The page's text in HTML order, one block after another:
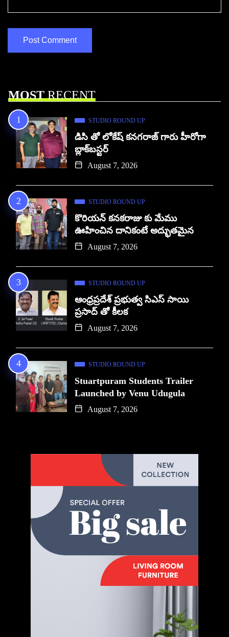
MOSTRECENT
STUDIO ROUND UP
డిసి తో లోకేష్ కనగరాజ్ గారు హీరోగా
బ్లాక్‌బస్టర్
August 7, 2026
STUDIO ROUND UP
కొరియన్ కనకరాజు కు మేము
ఊహించిన దానికంటే అద్భుతమైన
August 7, 2026
STUDIO ROUND UP
ఆంధ్రప్రదేశ్ ప్రభుత్వ సిఎస్ సాయి
ప్రసాద్ తో కీలక
August 7, 2026
STUDIO ROUND UP
Stuartpuram Students Trailer
Launched by Venu Udugula
August 7, 2026